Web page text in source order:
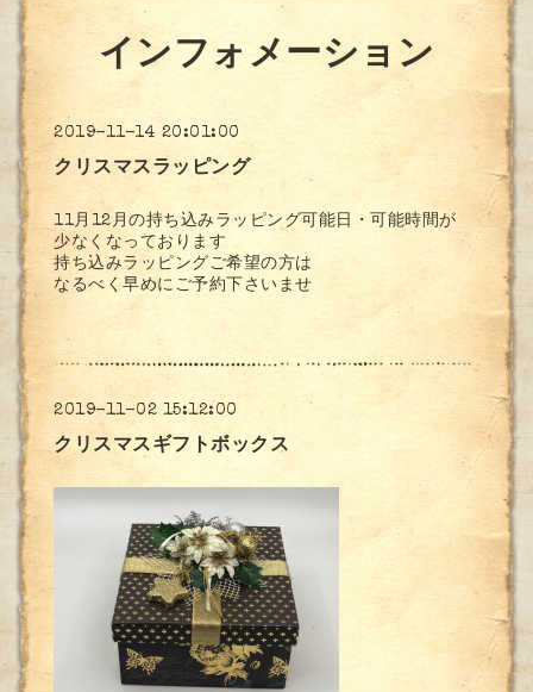
インフォメーション
2019-11-14 20:01:00
クリスマスラッピング
11月12月の持ち込みラッピング可能日・可能時間が
少なくなっております
持ち込みラッピングご希望の方は
なるべく早めにご予約下さいませ
2019-11-02 15:12:00
クリスマスギフトボックス